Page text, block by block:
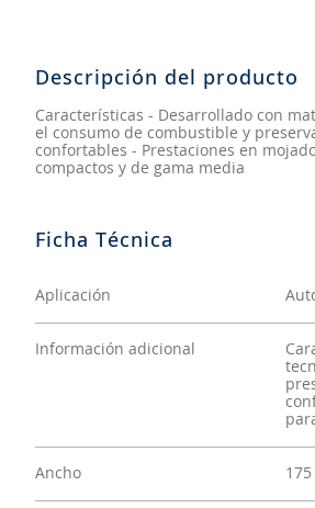
Descripción del producto
Características - Desarrollado con
el consumo de combustible y
confortables - Prestaciones en
compactos y de gama media
Aplicación
Información adicional
Ancho 175